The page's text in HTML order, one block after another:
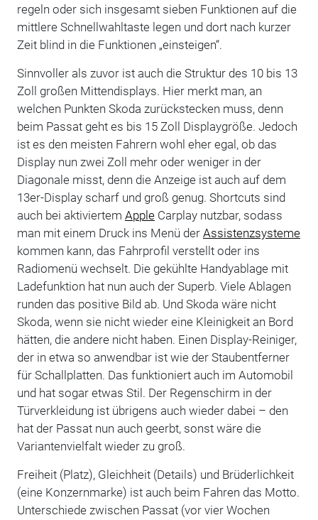
regeln oder sich insgesamt sieben Funktionen auf die
mittlere Schnellwahltaste legen und dort nach kurzer
Zeit blind in die Funktionen „einsteigen“.
Sinnvoller als zuvor ist auch die Struktur des 10 bis 13
Zoll großen Mittendisplays. Hier merkt man, an
welchen Punkten Skoda zurückstecken muss, denn
beim Passat geht es bis 15 Zoll Displaygröße. Jedoch
ist es den meisten Fahrern wohl eher egal, ob das
Display nun zwei Zoll mehr oder weniger in der
Diagonale misst, denn die Anzeige ist auch auf dem
13er-Display scharf und groß genug. Shortcuts sind
auch bei aktiviertem AppleCarplay nutzbar, sodass
man mit einem Druck ins Menü der Assistenzsysteme
kommen kann, das Fahrprofil verstellt oder ins
Radiomenü wechselt. Die gekühlte Handyablage mit
Ladefunktion hat nun auch der Superb. Viele Ablagen
runden das positive Bild ab. Und Skoda wäre nicht
Skoda, wenn sie nicht wieder eine Kleinigkeit an Bord
hätten, die andere nicht haben. Einen Display-Reiniger,
der in etwa so anwendbar ist wie der Staubentferner
für Schallplatten. Das funktioniert auch im Automobil
und hat sogar etwas Stil. Der Regenschirm in der
Türverkleidung ist übrigens auch wieder dabei – den
hat der Passat nun auch geerbt, sonst wäre die
Variantenvielfalt wieder zu groß.
Freiheit (Platz), Gleichheit (Details) und Brüderlichkeit
(eine Konzernmarke) ist auch beim Fahren das Motto.
Unterschiede zwischen Passat (vor vier Wochen